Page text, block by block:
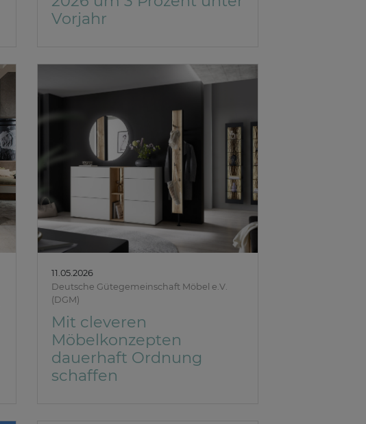
Vorjahr
11.05.2026
Deutsche Gütegemeinschaft Möbel e.V.
(DGM)
Mit cleveren
Möbelkonzepten
dauerhaft Ordnung
schaffen